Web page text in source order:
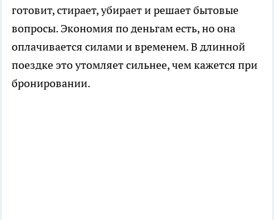
готовит, стирает, убирает и решает бытовые
вопросы. Экономия по деньгам есть, но она
оплачивается силами и временем. В длинной
поездке это утомляет сильнее, чем кажется при
бронировании.